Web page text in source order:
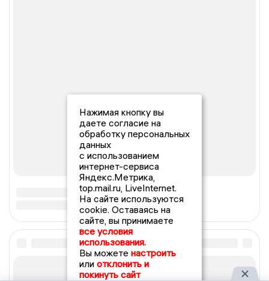
Нажимая кнопку вы
даете согласие на
обработку персональных
данных
с использованием
интернет-сервиса
Яндекс.Метрика,
top.mail.ru, LiveInternet.
На сайте используются
cookie. Оставаясь на
сайте, вы принимаете
все условия
использования.
Вы можете настроить
или отклонить и
покинуть сайт